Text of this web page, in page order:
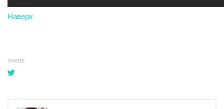
Наверх
SHARE